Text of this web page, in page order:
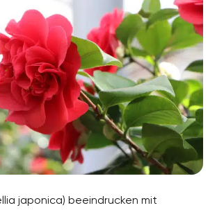
japonica) beeindrucken mit